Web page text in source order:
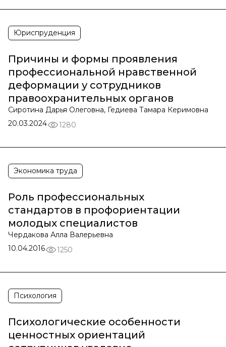
Юриспруденция
Причины и формы проявления
профессиональной нравственной
деформации у сотрудников
правоохранительных органов
Сиротина Дарья Олеговна, Гедиева Тамара Керимовна
20.03.2024
1280
Экономика труда
Роль профессиональных
стандартов в профориентации
молодых специалистов
Чердакова Алла Валерьевна
10.04.2016
1250
Психология
Психологические особенности
ценностных ориентаций